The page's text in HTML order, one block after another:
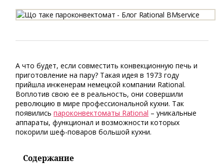
А что будет, если совместить конвекционную печь и
приготовление на пару? Такая идея в 1973 году
прийшла инженерам немецкой компании Rational.
Воплотив свою ее в реальность, они совершили
революцию в мире профессиональной кухни. Так
появилисьпароконвектоматы Rational – уникальные
аппараты, функционал и возможности которых
покорили шеф-поваров большой кухни.
Содержание